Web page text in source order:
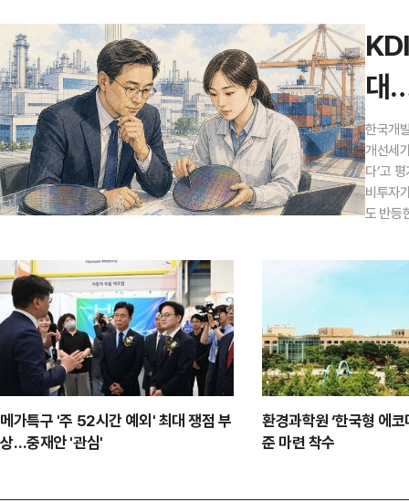
대
한국개
개선세
다’고
비투자
도 반등
메가특구 '주 52시간 예외' 최대 쟁점 부
상…중재안 '관심'
환경과학원 ‘한국형 에
준 마련 착수